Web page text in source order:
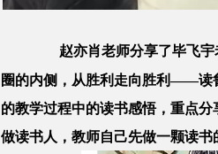
赵亦肖老师分享了毕飞
圈的内侧，从胜利走向胜利——读
的教学过程中的读书感悟，重点
做读书人，教师自己先做一颗读书